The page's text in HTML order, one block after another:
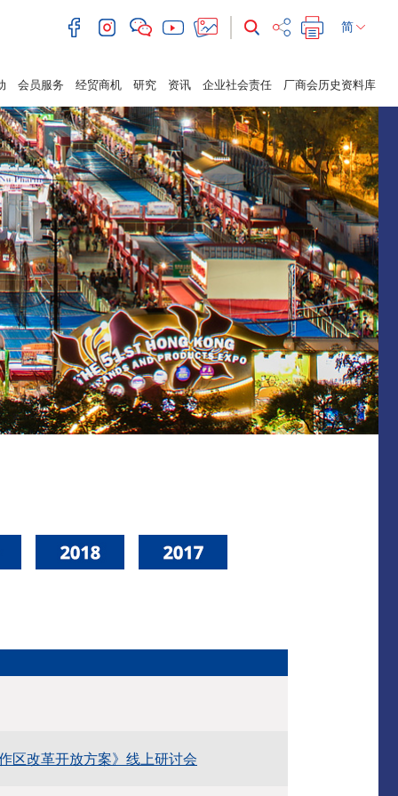
简
会员服务 经贸商机 研究 资讯 企业社会责任 厂商会历史资料库
区改革开放方案》线上研讨会